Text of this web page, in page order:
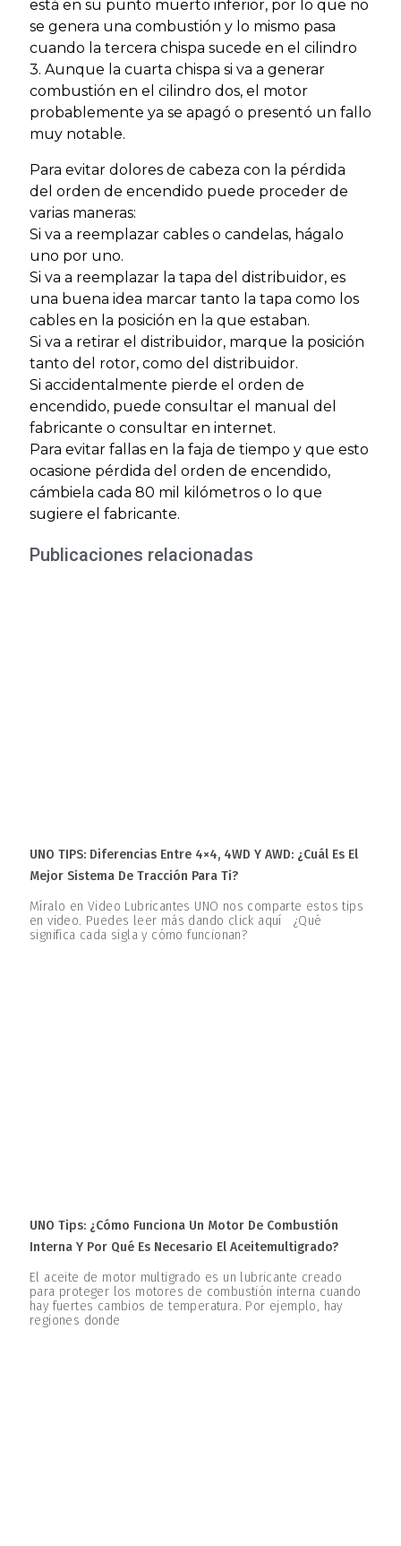
está en su punto muerto inferior, por lo que no
se genera una combustión y lo mismo pasa
cuando la tercera chispa sucede en el cilindro
3. Aunque la cuarta chispa si va a generar
combustión en el cilindro dos, el motor
probablemente ya se apagó o presentó un fallo
muy notable.
Para evitar dolores de cabeza con la pérdida
del orden de encendido puede proceder de
varias maneras:
Si va a reemplazar cables o candelas, hágalo
uno por uno.
Si va a reemplazar la tapa del distribuidor, es
una buena idea marcar tanto la tapa como los
cables en la posición en la que estaban.
Si va a retirar el distribuidor, marque la posición
tanto del rotor, como del distribuidor.
Si accidentalmente pierde el orden de
encendido, puede consultar el manual del
fabricante o consultar en internet.
Para evitar fallas en la faja de tiempo y que esto
ocasione pérdida del orden de encendido,
cámbiela cada 80 mil kilómetros o lo que
sugiere el fabricante.
Publicaciones relacionadas
UNO TIPS: Diferencias Entre 4×4, 4WD Y AWD: ¿Cuál Es El
Mejor Sistema De Tracción Para Ti?
Míralo en Video Lubricantes UNO nos comparte estos tips
en video. Puedes leer más dando click aquí ¿Qué
significa cada sigla y cómo funcionan?
UNO Tips: ¿Cómo Funciona Un Motor De Combustión
Interna Y Por Qué Es Necesario El Aceitemultigrado?
El aceite de motor multigrado es un lubricante creado
para proteger los motores de combustión interna cuando
hay fuertes cambios de temperatura. Por ejemplo, hay
regiones donde